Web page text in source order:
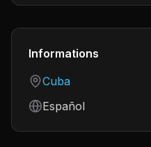
Informations
Country
Cuba
Language
Español